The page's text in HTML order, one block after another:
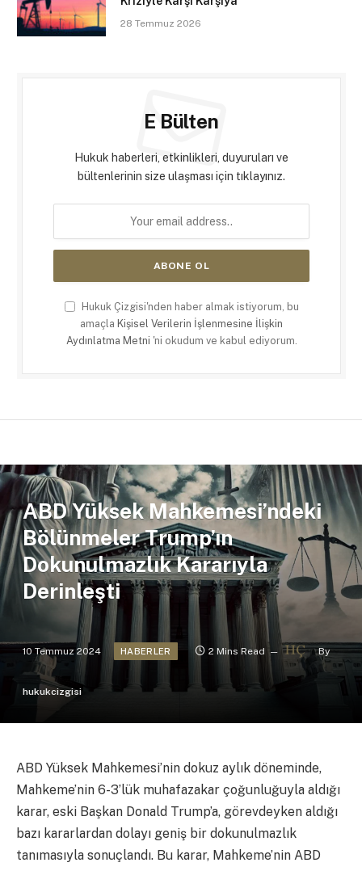
28 Temmuz 2026
E Bülten
Hukuk haberleri, etkinlikleri, duyuruları ve
bültenlerinin size ulaşması için tıklayınız.
Hukuk Çizgisi'nden haber almak istiyorum, bu
amaçla Kişisel Verilerin İşlenmesine İlişkin
Aydınlatma Metni 'ni okudum ve kabul ediyorum.
ABD Yüksek Mahkemesi’ndeki
Bölünmeler Trump’ın
Dokunulmazlık Kararıyla
Derinleşti
10 Temmuz 2024 HABERLER 2 Mins Read By
hukukcizgisi
ABD Yüksek Mahkemesi’nin dokuz aylık döneminde,
Mahkeme’nin 6-3’lük muhafazakar çoğunluğuyla aldığı
karar, eski Başkan Donald Trump’a, görevdeyken aldığı
bazı kararlardan dolayı geniş bir dokunulmazlık
tanımasıyla sonuçlandı. Bu karar, Mahkeme’nin ABD